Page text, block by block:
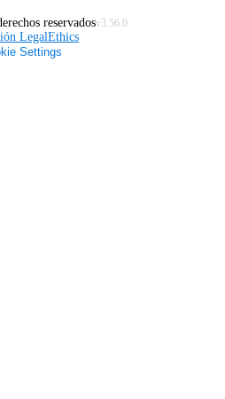
reservadosv3.56.0
LegalEthics
Settings